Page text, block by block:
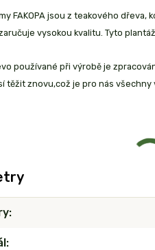
FAKOPA jsou z teakového
vysokou kvalitu. Tyto
používané při výrobě je
těžit znovu,což je pro nás všechny